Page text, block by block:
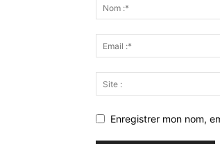
Enregistrer mon nom,